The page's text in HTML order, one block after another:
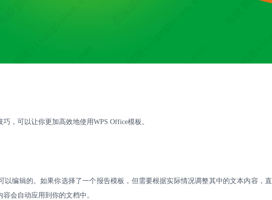
巧，可以让你更加高效地使用WPS Office模板。
以编辑的。如果你选择了一个报告模板，但需要根据实际情况调整其中的文本内容，直
会自动应用到你的文档中。